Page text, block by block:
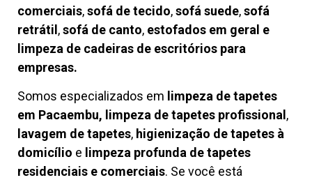
comerciais,sofá de tecido,sofá suede,sofá
retrátil,sofá de canto, estofados em geral e
limpeza de cadeiras de escritórios para
empresas.
Somos especializados em limpeza de tapetes
em Pacaembu, limpeza de tapetes profissional ,
lavagem de tapetes, higienização de tapetes à
domicílio e limpeza profunda de tapetes
residenciais e comerciais. Se você está